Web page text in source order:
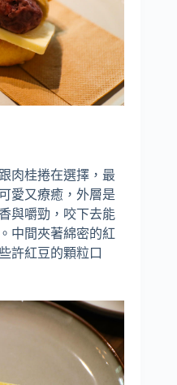
肉桂捲在選擇，最
愛又療癒，外層是
與嚼勁，咬下去能
中間夾著綿密的紅
許紅豆的顆粒口